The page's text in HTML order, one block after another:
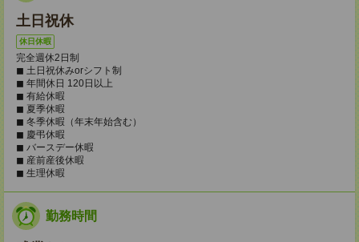
土日祝休
休日休暇
完全週休2日制
◼︎ 土日祝休みorシフト制
◼︎ 年間休日 120日以上
◼︎ 有給休暇
◼︎ 夏季休暇
◼︎ 冬季休暇（年末年始含む）
◼︎ 慶弔休暇
◼︎ バースデー休暇
◼︎ 産前産後休暇
◼︎ 生理休暇
勤務時間